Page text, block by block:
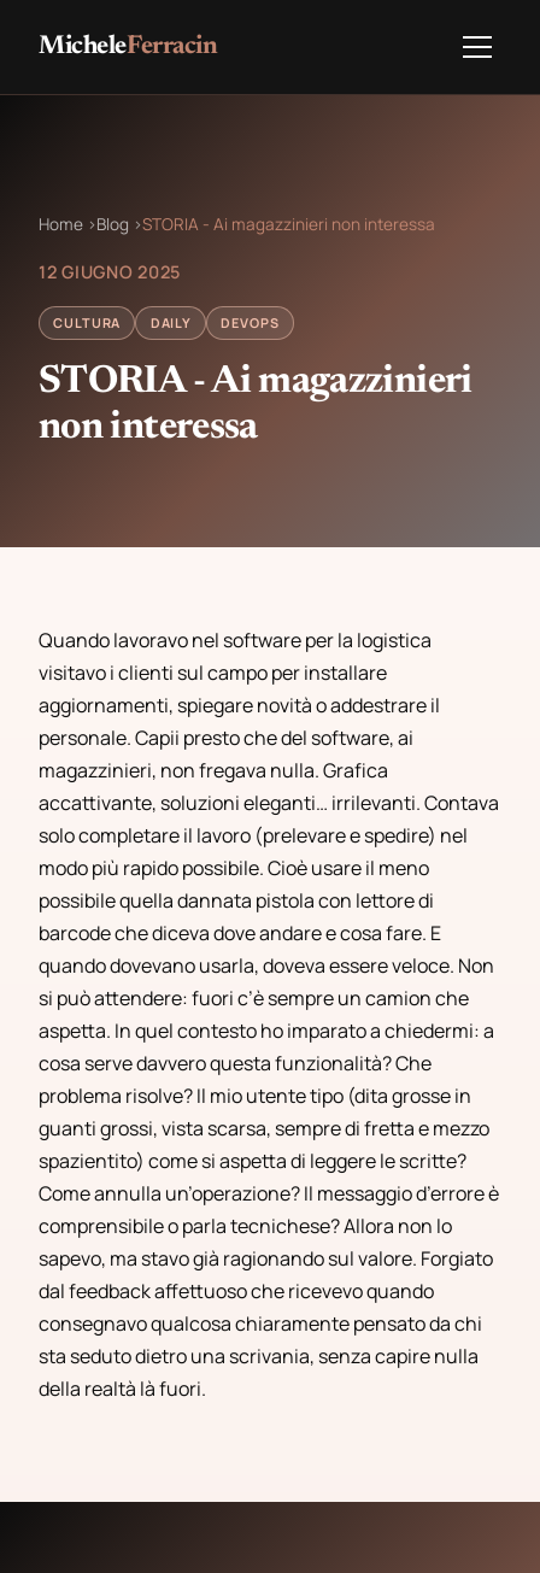
MicheleFerracin
Home ›Blog ›STORIA - Ai magazzinieri non interessa
12 GIUGNO 2025
CULTURA DAILY DEVOPS
STORIA - Ai magazzinieri
non interessa
Quando lavoravo nel software per la logistica
visitavo i clienti sul campo per installare
aggiornamenti, spiegare novità o addestrare il
personale. Capii presto che del software, ai
magazzinieri, non fregava nulla. Grafica
accattivante, soluzioni eleganti… irrilevanti. Contava
solo completare il lavoro (prelevare e spedire) nel
modo più rapido possibile. Cioè usare il meno
possibile quella dannata pistola con lettore di
barcode che diceva dove andare e cosa fare. E
quando dovevano usarla, doveva essere veloce. Non
si può attendere: fuori c’è sempre un camion che
aspetta. In quel contesto ho imparato a chiedermi: a
cosa serve davvero questa funzionalità? Che
problema risolve? Il mio utente tipo (dita grosse in
guanti grossi, vista scarsa, sempre di fretta e mezzo
spazientito) come si aspetta di leggere le scritte?
Come annulla un’operazione? Il messaggio d’errore è
comprensibile o parla tecnichese? Allora non lo
sapevo, ma stavo già ragionando sul valore. Forgiato
dal feedback affettuoso che ricevevo quando
consegnavo qualcosa chiaramente pensato da chi
sta seduto dietro una scrivania, senza capire nulla
della realtà là fuori.